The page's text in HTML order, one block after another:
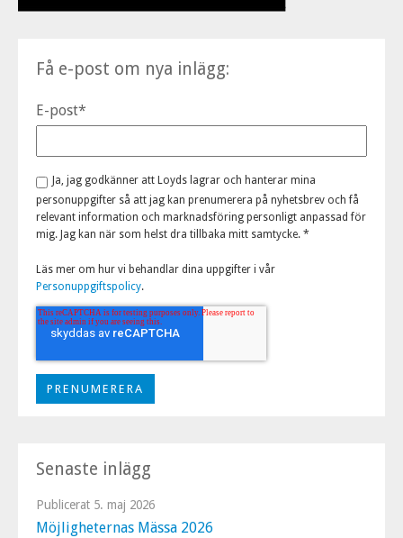
Få e-post om nya inlägg:
E-post*
Ja, jag godkänner att Loyds lagrar och hanterar mina
personuppgifter så att jag kan prenumerera på nyhetsbrev och få
relevant information och marknadsföring personligt anpassad för
mig. Jag kan när som helst dra tillbaka mitt samtycke. *
Läs mer om hur vi behandlar dina uppgifter i vår
Personuppgiftspolicy.
Senaste inlägg
Möjligheternas Mässa 2026
Publicerat 5. maj 2026